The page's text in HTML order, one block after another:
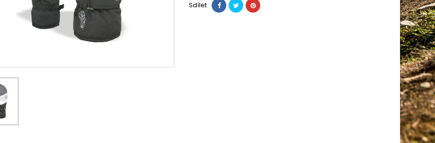
Sdílet